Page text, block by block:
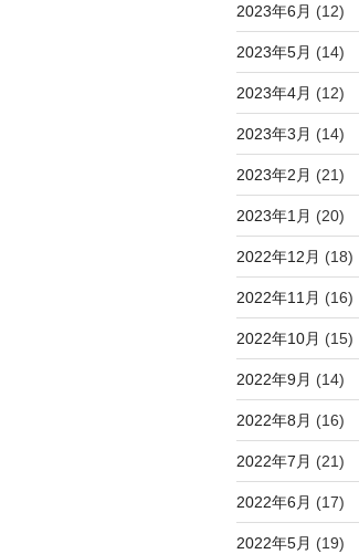
2023年6月 (12)
2023年5月 (14)
2023年4月 (12)
2023年3月 (14)
2023年2月 (21)
2023年1月 (20)
2022年12月 (18)
2022年11月 (16)
2022年10月 (15)
2022年9月 (14)
2022年8月 (16)
2022年7月 (21)
2022年6月 (17)
2022年5月 (19)